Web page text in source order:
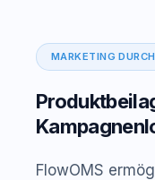
MARKETING
FlowOMS